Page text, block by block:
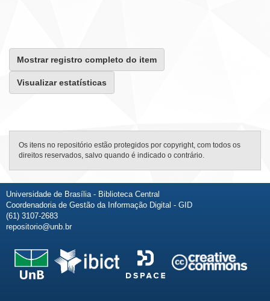
Mostrar registro completo do item
Visualizar estatísticas
Os itens no repositório estão protegidos por copyright, com todos os
direitos reservados, salvo quando é indicado o contrário.
Universidade de Brasília - Biblioteca Central
Coordenadoria de Gestão da Informação Digital - GID
(61) 3107-2683
repositorio@unb.br